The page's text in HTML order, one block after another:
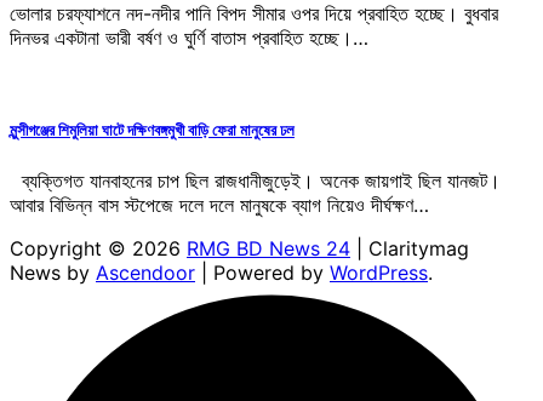
ভোলার চরফ্যাশনে নদ-নদীর পানি বিপদ সীমার ওপর দিয়ে প্রবাহিত হচ্ছে। বুধবার
দিনভর একটানা ভারী বর্ষণ ও ঘুর্ণি বাতাস প্রবাহিত হচ্ছে।…
মুন্সীগঞ্জের শিমুলিয়া ঘাটে দক্ষিণবঙ্গমুখী বাড়ি ফেরা মানুষের ঢল
ব্যক্তিগত যানবাহনের চাপ ছিল রাজধানীজুড়েই। অনেক জায়গাই ছিল যানজট।
আবার বিভিন্ন বাস স্টপেজে দলে দলে মানুষকে ব্যাগ নিয়েও দীর্ঘক্ষণ…
Copyright © 2026 RMG BD News 24 | Claritymag
News by Ascendoor | Powered by WordPress.